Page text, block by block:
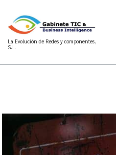
La Evolución de Redes y componentes,
S.L.